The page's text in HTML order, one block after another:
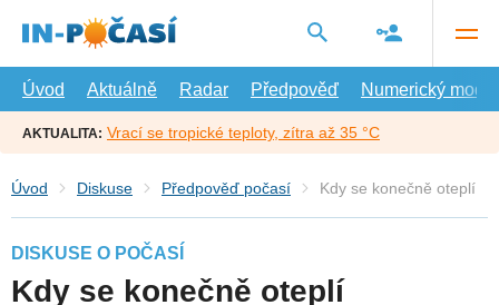
hlavní
Úvod
Aktuálně Radar Předpověď Numerický model
AKTUALITA: Vrací se tropické teploty, zítra až 35 °C
Úvod Diskuse Předpověď počasí Kdy se konečně oteplí
DISKUSE O POČASÍ
Kdy se konečně oteplí